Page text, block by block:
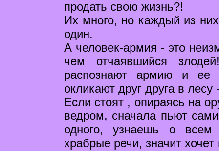
продать свою жизнь?!
Их много, но каждый из
один.
А человек-армия - это
чем отчаявшийся
распознают армию и ее
окликают друг друга в лесу
Если стоят , опираясь на
ведром, сначала пьют
одного, узнаешь о всем
храбрые речи, значит